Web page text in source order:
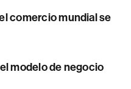
comercio mundial se
modelo de negocio